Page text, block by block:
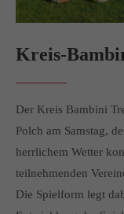
376-293 City
Have any
Drop us a line
About us
Kreis-
Der Kreis Bambini
Polch am Samstag,
herrlichem Wetter
teilnehmenden
Die Spielform legt